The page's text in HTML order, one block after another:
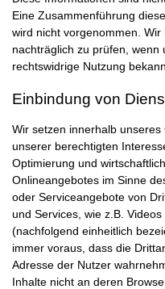
Eine Zusammenführung
wird nicht vorgenommen.
nachträglich zu prüfen, wenn
rechtswidrige Nutzung
Einbindung von
Wir setzen innerhalb
unserer berechtigten
Optimierung und
Onlineangebotes im Sinne
oder Serviceangebote von
und Services, wie z.B.
(nachfolgend einheitlich
immer voraus, dass die
Adresse der Nutzer
Inhalte nicht an deren